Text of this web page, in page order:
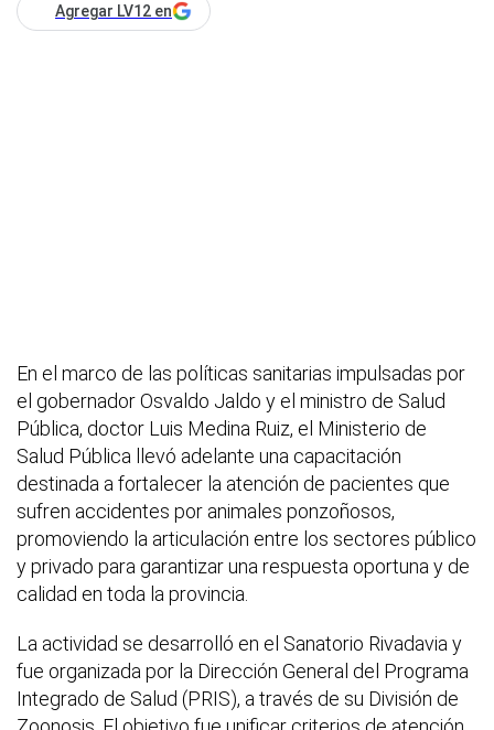
Agregar LV12 en
En el marco de las políticas sanitarias impulsadas por
el gobernador Osvaldo Jaldo y el ministro de Salud
Pública, doctor Luis Medina Ruiz, el Ministerio de
Salud Pública llevó adelante una capacitación
destinada a fortalecer la atención de pacientes que
sufren accidentes por animales ponzoñosos,
promoviendo la articulación entre los sectores público
y privado para garantizar una respuesta oportuna y de
calidad en toda la provincia.
La actividad se desarrolló en el Sanatorio Rivadavia y
fue organizada por la Dirección General del Programa
Integrado de Salud (PRIS), a través de su División de